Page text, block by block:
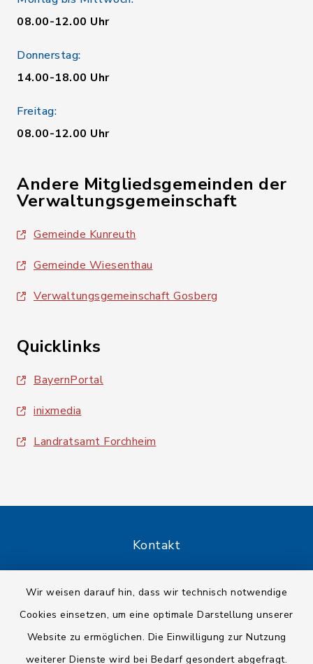
Wir weisen darauf hin, dass wir technisch notwendige
Cookies einsetzen, um eine optimale Darstellung unserer
Website zu ermöglichen. Die Einwilligung zur Nutzung
weiterer Dienste wird bei Bedarf gesondert abgefragt.
08.00-12.00 Uhr
Donnerstag:
14.00-18.00 Uhr
Freitag:
08.00-12.00 Uhr
Andere Mitgliedsgemeinden der
Verwaltungsgemeinschaft
Gemeinde Kunreuth
Gemeinde Wiesenthau
Verwaltungsgemeinschaft Gosberg
Quicklinks
BayernPortal
inixmedia
Landratsamt Forchheim
Kontakt
Datenschutz
Impressum